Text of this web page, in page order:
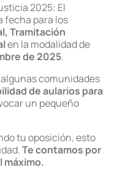
2025: El
fecha para los
Tramitación
en la modalidad de
de 2025.
comunidades
de aularios para
un pequeño
tu oposición, esto
Te contamos por
máximo.